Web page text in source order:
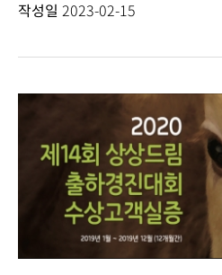
작성일 2023-02-15